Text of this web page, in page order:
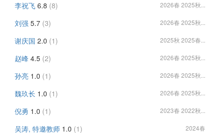
李祝飞 6.8 (8) 2026春 2025秋...
刘强 5.7 (3) 2026春 2025秋...
谢庆国 2.0 (1) 2025秋 2025春...
赵峰 4.5 (2) 2026春 2025秋...
孙亮 1.0 (1) 2026春 2025秋...
魏玖长 1.0 (1) 2026春 2025秋...
倪勇 1.0 (1) 2023春 2022秋...
吴涛, 特邀教师 1.0 (1) 2024春